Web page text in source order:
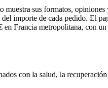
sus formatos,
importe de cada pedido. El
Francia metropolitana, con
con la salud, la